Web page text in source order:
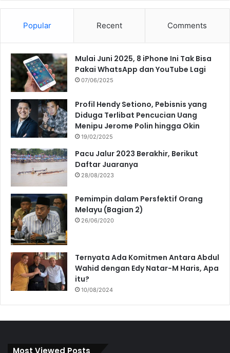
Popular Recent Comments
Mulai Juni 2025, 8 iPhone Ini Tak Bisa
Pakai WhatsApp dan YouTube Lagi
07/06/2025
Profil Hendy Setiono, Pebisnis yang
Diduga Terlibat Pencucian Uang
Menipu Jerome Polin hingga Okin
19/02/2025
Pacu Jalur 2023 Berakhir, Berikut
Daftar Juaranya
28/08/2023
Pemimpin dalam Persfektif Orang
Melayu (Bagian 2)
26/06/2020
Ternyata Ada Komitmen Antara Abdul
Wahid dengan Edy Natar-M Haris, Apa
itu?
10/08/2024
Most Viewed Posts